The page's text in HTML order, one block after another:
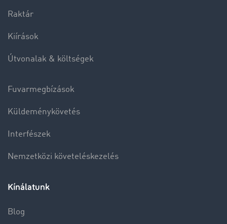
Raktár
Kiírások
Útvonalak & költségek
Fuvarmegbízások
Küldeménykövetés
Interfészek
Nemzetközi követeléskezelés
Kínálatunk
Blog